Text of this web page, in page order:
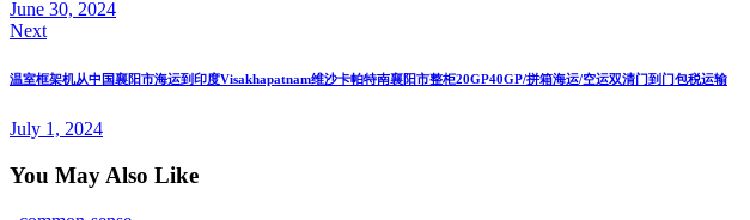
June 30, 2024
Next
温室框架机从中国襄阳市海运到印度Visakhapatnam维沙卡帕特南襄阳市整柜20GP40GP/拼箱海运/空运双清门到门包税运输
July 1, 2024
You May Also Like